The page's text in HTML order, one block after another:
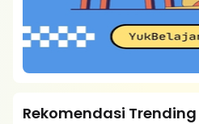
Rekomendasi Trending